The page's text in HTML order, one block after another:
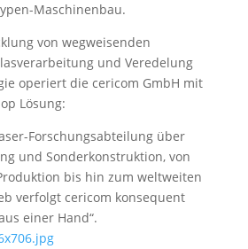
Maschinenbau.
von wegweisenden
und Veredelung
operiert die cericom GmbH mit
Lösung:
Forschungsabteilung über
und Sonderkonstruktion, von
bis hin zum weltweiten
verfolgt cericom konsequent
einer Hand“.